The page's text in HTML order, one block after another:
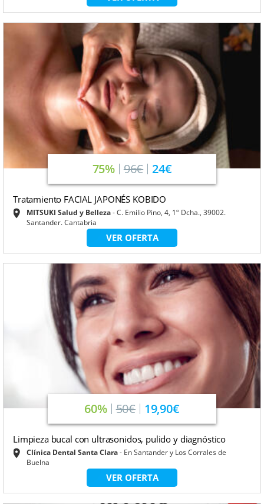
75% 96€ 24€
Tratamiento FACIAL JAPONÉS KOBIDO
MITSUKI Salud y Belleza C. Emilio Pino, 4, 1º Dcha., 39002.
Santander. Cantabria
VER OFERTA
60% 50€ 19,90€
Limpieza bucal con ultrasonidos, pulido y diagnóstico
Clínica Dental Santa Clara
En Santander y Los Corrales de
Buelna
VER OFERTA